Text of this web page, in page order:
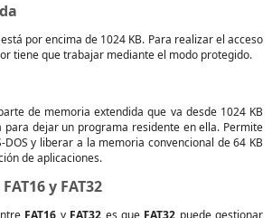
está por encima de 1024 KB. Para realizar el acceso
tiene que trabajar mediante el modo protegido.
de memoria extendida que va desde 1024 KB
para dejar un programa residente en ella. Permite
y liberar a la memoria convencional de 64 KB
de aplicaciones.
y FAT32
FAT16 y FAT32 es que FAT32 puede gestionar